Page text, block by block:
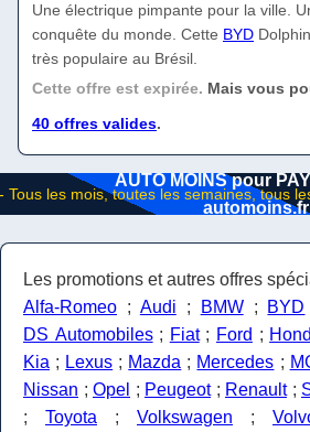
Une électrique pimpante pour la ville.
conquête du monde. Cette BYD
très populaire au Brésil.
Cette offre est expirée. Mais vous
40 offres valides.
AUTO MOINS pour
automoins.fr
Les promotions et autres offres
Alfa-Romeo ; Audi ; BMW; BYD
DS Automobiles; Fiat; Ford ;
Kia ; Lexus ; Mazda ; Mercedes ;
Nissan ; Opel ; Peugeot; Renault;
; Toyota ; Volkswagen ;